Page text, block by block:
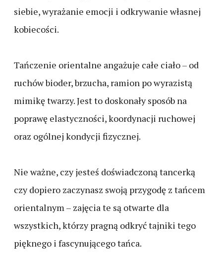
siebie, wyrażanie emocji i odkrywanie własnej
kobiecości.
Tańczenie orientalne angażuje całe ciało – od
ruchów bioder, brzucha, ramion po wyrazistą
mimikę twarzy. Jest to doskonały sposób na
poprawę elastyczności, koordynacji ruchowej
oraz ogólnej kondycji fizycznej.
Nie ważne, czy jesteś doświadczoną tancerką
czy dopiero zaczynasz swoją przygodę z tańcem
orientalnym – zajęcia te są otwarte dla
wszystkich, którzy pragną odkryć tajniki tego
pięknego i fascynującego tańca.